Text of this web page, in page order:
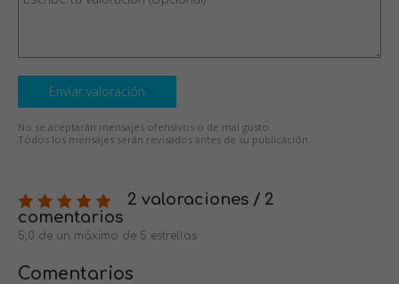
Enviar valoración
No se aceptarán mensajes ofensivos o de mal gusto.
Todos los mensajes serán revisados antes de su publicación.
2 valoraciones / 2
comentarios
5,0 de un máximo de 5 estrellas
Comentarios